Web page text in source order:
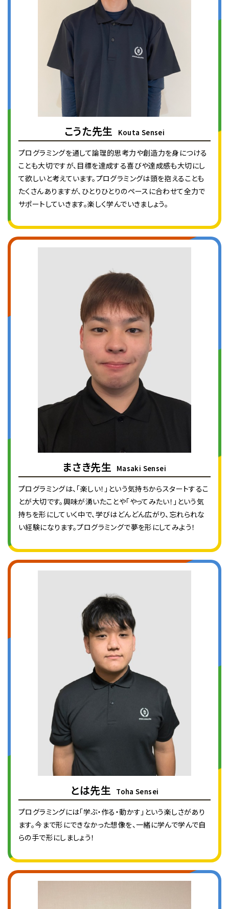
こうた先生 Kouta Sensei
プログラミングを通して論理的思考力や創造力を身につける
ことも大切ですが、目標を達成する喜びや達成感も大切にし
て欲しいと考えています。プログラミングは頭を抱えることも
たくさんありますが、ひとりひとりのペースに合わせて全力で
サポートしていきます。楽しく学んでいきましょう。
まさき先生 Masaki Sensei
プログラミングは、「楽しい！」という気持ちからスタートするこ
とが大切です。興味が湧いたことや「やってみたい！」という気
持ちを形にしていく中で、学びはどんどん広がり、忘れられな
い経験になります。プログラミングで夢を形にしてみよう！
とは先生 Toha Sensei
プログラミングには「学ぶ・作る・動かす」という楽しさがあり
ます。今まで形にできなかった想像を、一緒に学んで学んで自
らの手で形にしましょう！